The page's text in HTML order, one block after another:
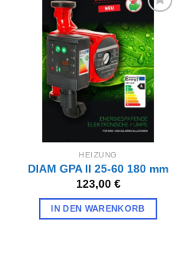
Zur
Wunschliste
hinzufügen
HEIZUNG
DIAM GPA II 25-60 180 mm
123,00 €
IN DEN WARENKORB